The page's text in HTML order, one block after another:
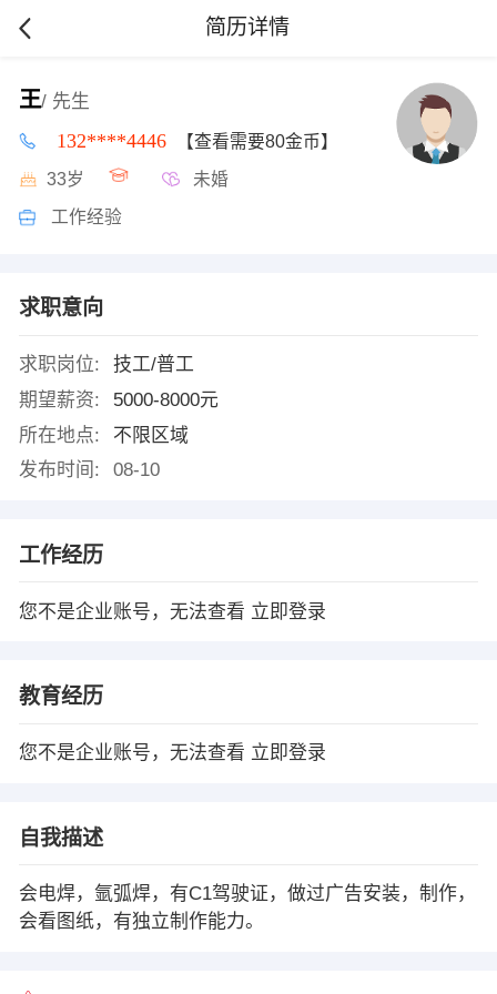
简历详情
王/ 先生
132****4446 【查看需要80金币】
33岁 未婚
工作经验
求职意向
求职岗位:
技工/普工
期望薪资:
5000-8000元
所在地点:
不限区域
发布时间:
08-10
工作经历
您不是企业账号，无法查看 立即登录
教育经历
您不是企业账号，无法查看 立即登录
自我描述
会电焊，氩弧焊，有C1驾驶证，做过广告安装，制作，
会看图纸，有独立制作能力。